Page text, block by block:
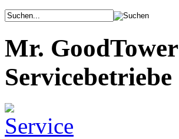
Mr. GoodTower
Servicebetriebe